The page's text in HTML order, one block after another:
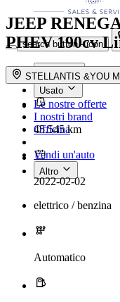
search button - icon
Nuovo
Usato
Le nostre offerte
I nostri brand
Officina
Vendi un'auto
Altro
JEEP
PHEV 190cv
STELLANTIS &YOU
45.545 km
2022-02-02
elettrico / benzina
Automatico